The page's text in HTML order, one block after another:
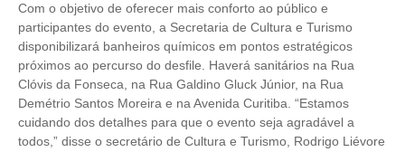
Com o objetivo de oferecer mais conforto ao público e
participantes do evento, a Secretaria de Cultura e Turismo
disponibilizará banheiros químicos em pontos estratégicos
próximos ao percurso do desfile. Haverá sanitários na Rua
Clóvis da Fonseca, na Rua Galdino Gluck Júnior, na Rua
Demétrio Santos Moreira e na Avenida Curitiba. “Estamos
cuidando dos detalhes para que o evento seja agradável a
todos,” disse o secretário de Cultura e Turismo, Rodrigo Liévore